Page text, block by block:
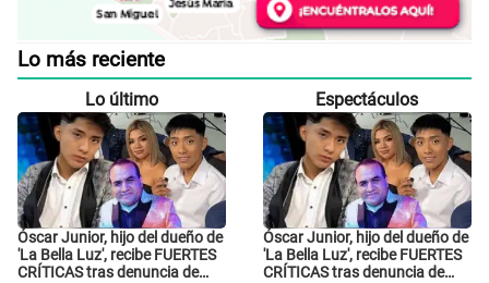
Lo más reciente
Lo último
Óscar Junior, hijo del dueño de
'La Bella Luz', recibe FUERTES
CRÍTICAS tras denuncia de
Espectáculos
Óscar Junior, hijo del dueño de
'La Bella Luz', recibe FUERTES
CRÍTICAS tras denuncia de